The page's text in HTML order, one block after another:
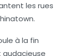
les rues
.
à la fin
audacieuse